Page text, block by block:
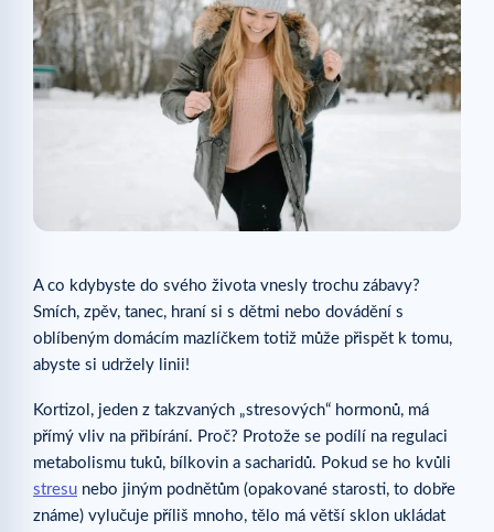
A co kdybyste do svého života vnesly trochu zábavy?
Smích, zpěv, tanec, hraní si s dětmi nebo dovádění s
oblíbeným domácím mazlíčkem totiž může přispět k tomu,
abyste si udržely linii!
Kortizol, jeden z takzvaných „stresových“ hormonů, má
přímý vliv na přibírání. Proč? Protože se podílí na regulaci
metabolismu tuků, bílkovin a sacharidů. Pokud se ho kvůli
stresu nebo jiným podnětům (opakované starosti, to dobře
známe) vylučuje příliš mnoho, tělo má větší sklon ukládat